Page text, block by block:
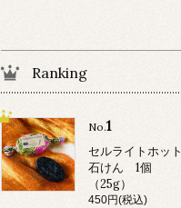
Ranking
No.1
セルライトホット
石けん 1個
（25g）
450円(税込)